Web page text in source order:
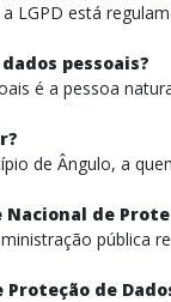
LGPD está
pessoais?
é a pessoa
de Ângulo, a
de
pública
Proteção de